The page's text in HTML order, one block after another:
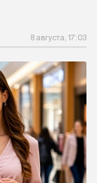
8 августа, 17:03